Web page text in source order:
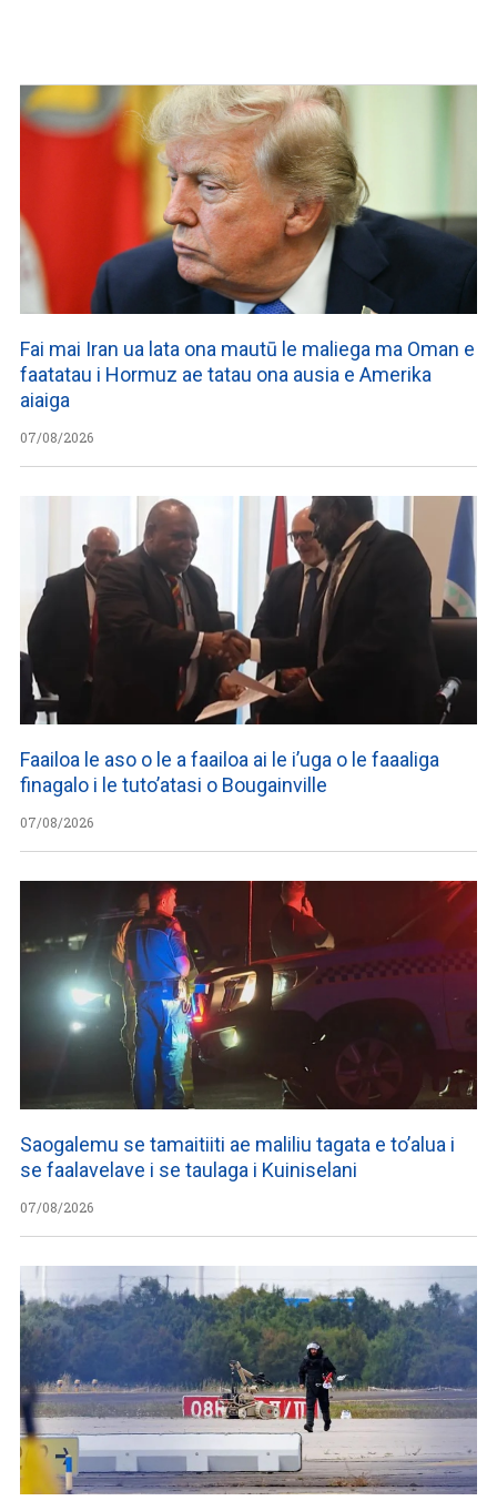
Fai mai Iran ua lata ona mautū le maliega ma Oman e
faatatau i Hormuz ae tatau ona ausia e Amerika
aiaiga
07/08/2026
Faailoa le aso o le a faailoa ai le i’uga o le faaaliga
finagalo i le tuto’atasi o Bougainville
07/08/2026
Saogalemu se tamaitiiti ae maliliu tagata e to’alua i
se faalavelave i se taulaga i Kuiniselani
07/08/2026